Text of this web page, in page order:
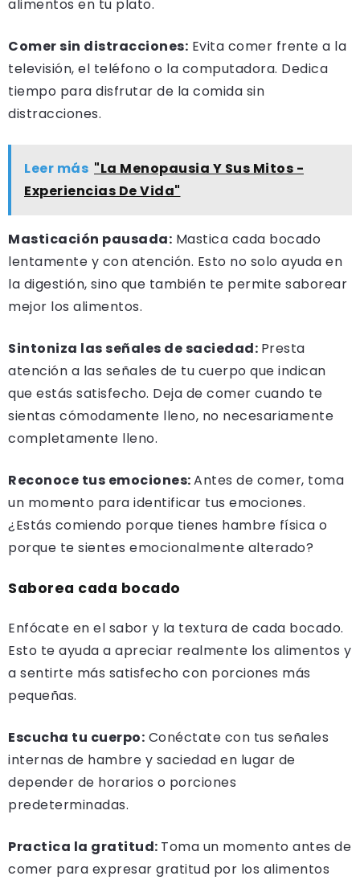
alimentos en tu plato.
Comer sin distracciones: Evita comer frente a la
televisión, el teléfono o la computadora. Dedica
tiempo para disfrutar de la comida sin
distracciones.
Leer más "La Menopausia Y Sus Mitos -
Experiencias De Vida"
Masticación pausada: Mastica cada bocado
lentamente y con atención. Esto no solo ayuda en
la digestión, sino que también te permite saborear
mejor los alimentos.
Sintoniza las señales de saciedad: Presta
atención a las señales de tu cuerpo que indican
que estás satisfecho. Deja de comer cuando te
sientas cómodamente lleno, no necesariamente
completamente lleno.
Reconoce tus emociones:Antes de comer, toma
un momento para identificar tus emociones.
¿Estás comiendo porque tienes hambre física o
porque te sientes emocionalmente alterado?
Saborea cada bocado
Enfócate en el sabor y la textura de cada bocado.
Esto te ayuda a apreciar realmente los alimentos y
a sentirte más satisfecho con porciones más
pequeñas.
Escucha tu cuerpo: Conéctate con tus señales
internas de hambre y saciedad en lugar de
depender de horarios o porciones
predeterminadas.
Practica la gratitud: Toma un momento antes de
comer para expresar gratitud por los alimentos